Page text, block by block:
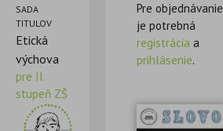
SADA
TITULOV
Etická
výchova
pre II.
stupeň ZŠ
Pre objednávanie
je potrebná
registrácia a
prihlásenie.